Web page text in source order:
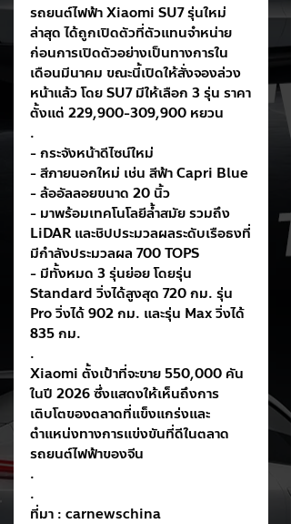
รถยนต์ไฟฟ้า Xiaomi SU7 รุ่นใหม่
ล่าสุด ได้ถูกเปิดตัวที่ตัวแทนจำหน่าย
ก่อนการเปิดตัวอย่างเป็นทางการใน
เดือนมีนาคม ขณะนี้เปิดให้สั่งจองล่วง
หน้าแล้ว โดย SU7 มีให้เลือก 3 รุ่น ราคา
ตั้งแต่ 229,900-309,900 หยวน
.
- กระจังหน้าดีไซน์ใหม่
- สีภายนอกใหม่ เช่น สีฟ้า Capri Blue
- ล้ออัลลอยขนาด 20 นิ้ว
- มาพร้อมเทคโนโลยีล้ำสมัย รวมถึง
LiDAR และชิปประมวลผลระดับเรือธงที่
มีกำลังประมวลผล 700 TOPS
- มีทั้งหมด 3 รุ่นย่อย โดยรุ่น
Standard วิ่งได้สูงสุด 720 กม. รุ่น
Pro วิ่งได้ 902 กม. และรุ่น Max วิ่งได้
835 กม.
.
Xiaomi ตั้งเป้าที่จะขาย 550,000 คัน
ในปี 2026 ซึ่งแสดงให้เห็นถึงการ
เติบโตของตลาดที่แข็งแกร่งและ
ตำแหน่งทางการแข่งขันที่ดีในตลาด
รถยนต์ไฟฟ้าของจีน
.
.
ที่มา : carnewschina